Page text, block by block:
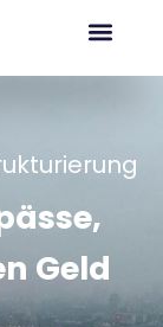
Geld